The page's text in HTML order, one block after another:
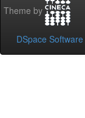
Theme by
DSpace Software